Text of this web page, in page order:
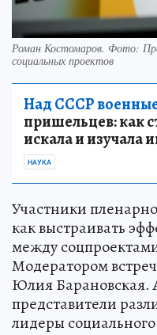
Роман Костомаров. Фото:
социальных проектов
Над СССР
пришельцев: как
искала и изучала
НАУКА
Участники
как выстраивать
между
Модератором
Юлия Барановская.
представители
лидеры